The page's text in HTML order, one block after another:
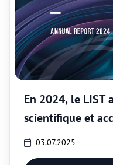
En 2024, le LIST
scientifique et
stratégiques
03.07.2025